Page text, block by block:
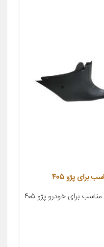
معرفی محصول جزئیات محصول مناسب برای خودرو پژو ۴۰۵